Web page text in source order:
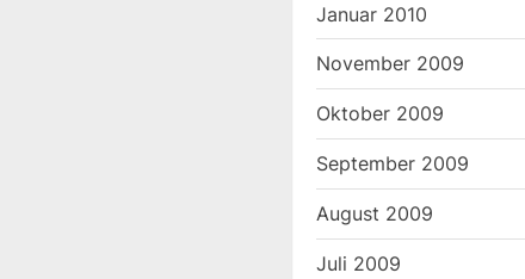
Januar 2010
November 2009
Oktober 2009
September 2009
August 2009
Juli 2009